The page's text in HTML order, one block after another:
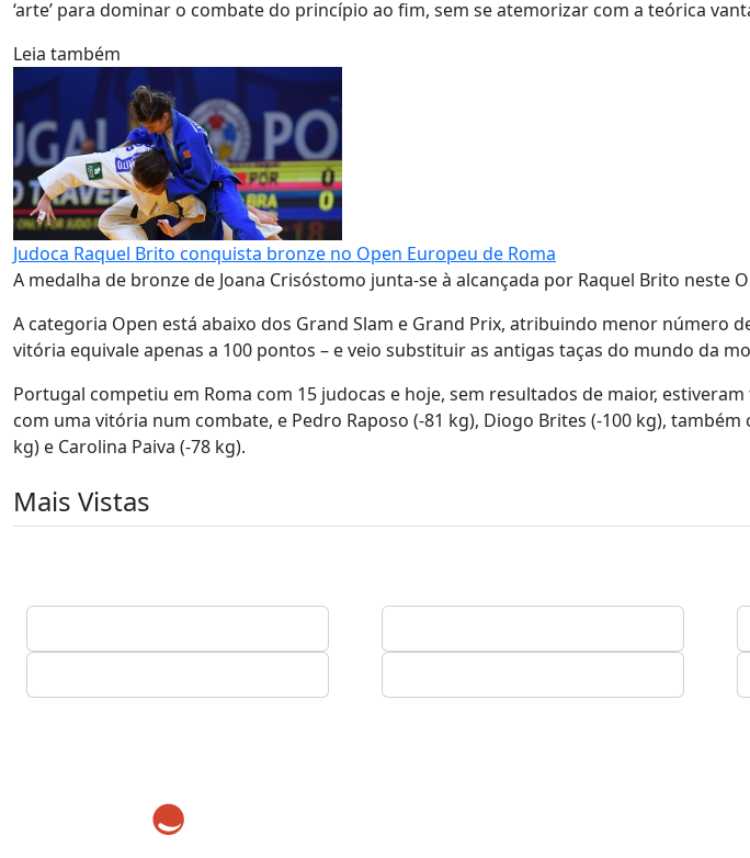
‘arte’ para dominar o combate do princípio ao fim, sem se atemorizar com a teórica
Leia também
Judoca Raquel Brito conquista bronze no Open Europeu de Roma
A medalha de bronze de Joana Crisóstomo junta-se à alcançada por Raquel Brito neste
A categoria Open está abaixo dos Grand Slam e Grand Prix, atribuindo menor número
vitória equivale apenas a 100 pontos – e veio substituir as antigas taças do mundo da
Portugal competiu em Roma com 15 judocas e hoje, sem resultados de maior,
com uma vitória num combate, e Pedro Raposo (-81 kg), Diogo Brites (-100 kg),
kg) e Carolina Paiva (-78 kg).
Mais Vistas